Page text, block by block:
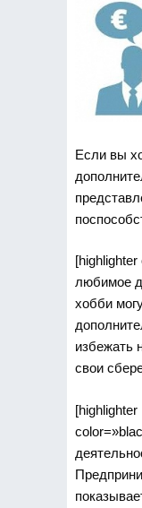
Если вы
любимое
хобби
избежать
свои
[highlighter